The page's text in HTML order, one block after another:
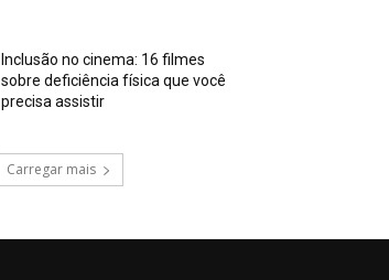
Inclusão no cinema: 16 filmes
sobre deficiência física que você
precisa assistir
Carregar mais